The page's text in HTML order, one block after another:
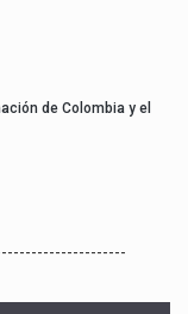
de Colombia y el